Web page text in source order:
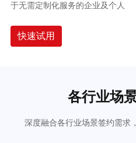
于无需定制化服务的企业及个人
快速试用
各行业场
深度融合各行业场景签约需求